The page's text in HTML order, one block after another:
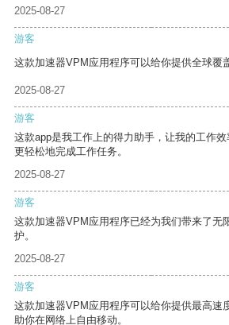
2025-08-27
游客
这款加速器VPM应用程序可以给你提供全球覆
2025-08-27
游客
这款app是我工作上的得力助手，让我的工作
更轻松地完成工作任务。
2025-08-27
游客
这款加速器VPM应用程序已经为我们带来了无
护。
2025-08-27
游客
这款加速器VPM应用程序可以给你提供最高速
助你在网络上自由移动。